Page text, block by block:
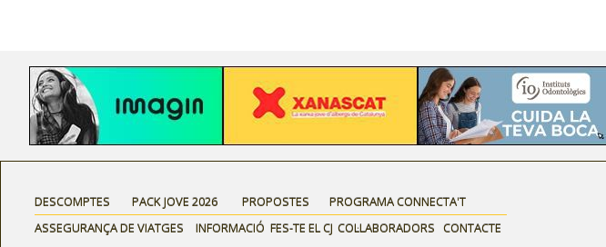
DESCOMPTES PACK JOVE 2026 PROPOSTES
PROGRAMA CONNECTA'T
ASSEGURANÇA DE VIATGES
INFORMACIÓ FES-TE EL CJ COL·LABORADORS CONTACTE